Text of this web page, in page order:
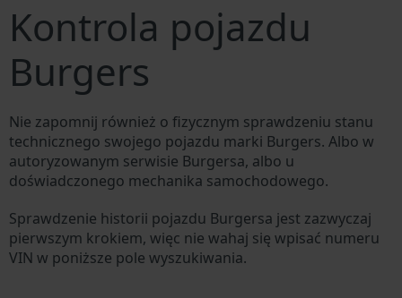
Kontrola pojazdu
Burgers
Nie zapomnij również o fizycznym sprawdzeniu stanu
technicznego swojego pojazdu marki Burgers. Albo w
autoryzowanym serwisie Burgersa, albo u
doświadczonego mechanika samochodowego.
Sprawdzenie historii pojazdu Burgersa jest zazwyczaj
pierwszym krokiem, więc nie wahaj się wpisać numeru
VIN w poniższe pole wyszukiwania.